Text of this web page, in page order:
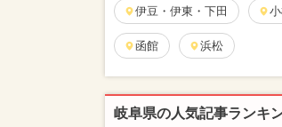
伊豆・伊東・下田
函館 浜松
岐阜県の人気記事ランキ